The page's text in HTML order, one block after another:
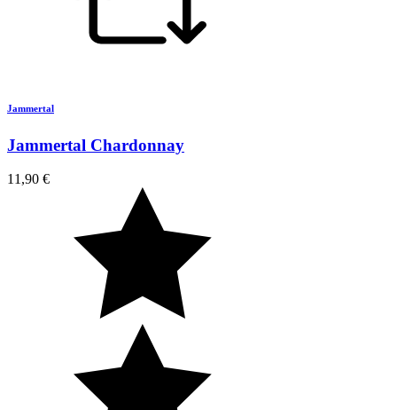
Jammertal
Jammertal Chardonnay
11,90 €